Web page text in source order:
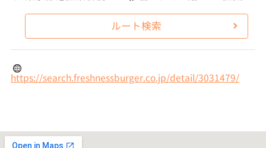
ルート検索
https://search.freshnessburger.co.jp/detail/3031479/